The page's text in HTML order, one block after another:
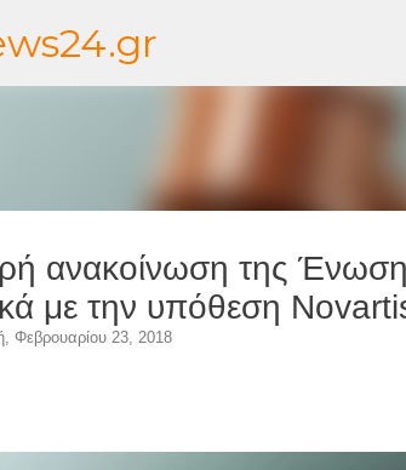
ανακοίνωση της
με την υπόθεση
Φεβρουαρίου 23, 2018